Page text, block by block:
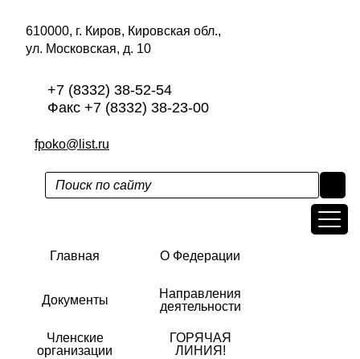
610000, г. Киров, Кировская обл.,
ул. Московская, д. 10
+7 (8332) 38-52-54
Факс +7 (8332) 38-23-00
fpoko@list.ru
Главная О Федерации
Документы
Направления
деятельности
Членские
организации
ГОРЯЧАЯ
ЛИНИЯ!